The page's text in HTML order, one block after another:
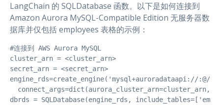
LangChain 的 SQLDatabase 函数。以下是如何连接到
Amazon Aurora MySQL-Compatible Edition 无服务器数
据库并仅包括 employees 表格的示例：
#连接到 AWS Aurora MySQL
cluster_arn = <cluster_arn>
secret_arn = <secret_arn>
engine_rds=create_engine('mysql+auroradataapi://:@/
connect_args=dict(aurora_cluster_arn=cluster_arn,
dbrds = SQLDatabase(engine_rds,